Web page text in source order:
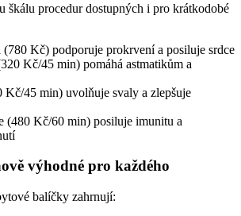
škálu procedur dostupných i pro krátkodobé
Kč) podporuje prokrvení a posiluje srdce
Kč/45 min) pomáhá astmatikům a
Kč/45 min) uvolňuje svaly a zlepšuje
(480 Kč/60 min) posiluje imunitu a
výhodné pro každého
balíčky zahrnují: